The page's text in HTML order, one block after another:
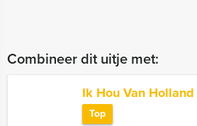
Combineer dit uitje met:
Ik Hou Van
Top